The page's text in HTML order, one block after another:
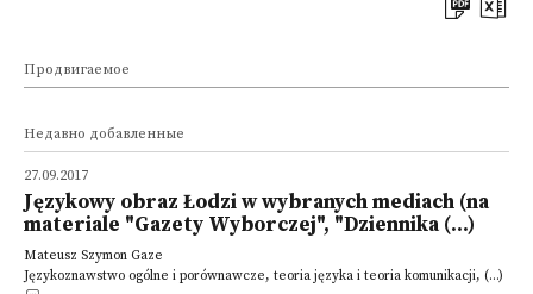
Продвигаемое
Недавно добавленные
27.09.2017
Językowy obraz Łodzi w wybranych mediach (na
materiale "Gazety Wyborczej", "Dziennika (...)
Mateusz Szymon Gaze
Językoznawstwo ogólne i porównawcze, teoria języka i teoria komunikacji, (...)